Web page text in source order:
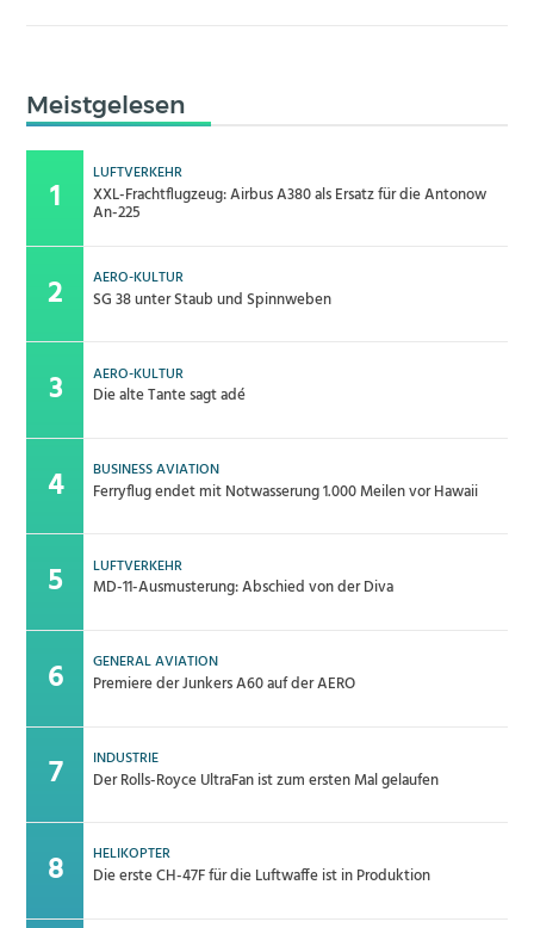
Meistgelesen
LUFTVERKEHR
XXL-Frachtflugzeug: Airbus A380 als Ersatz für die Antonow
An-225
AERO-KULTUR
SG 38 unter Staub und Spinnweben
AERO-KULTUR
Die alte Tante sagt adé
BUSINESS AVIATION
Ferryflug endet mit Notwasserung 1.000 Meilen vor Hawaii
LUFTVERKEHR
MD-11-Ausmusterung: Abschied von der Diva
GENERAL AVIATION
Premiere der Junkers A60 auf der AERO
INDUSTRIE
Der Rolls-Royce UltraFan ist zum ersten Mal gelaufen
HELIKOPTER
Die erste CH-47F für die Luftwaffe ist in Produktion